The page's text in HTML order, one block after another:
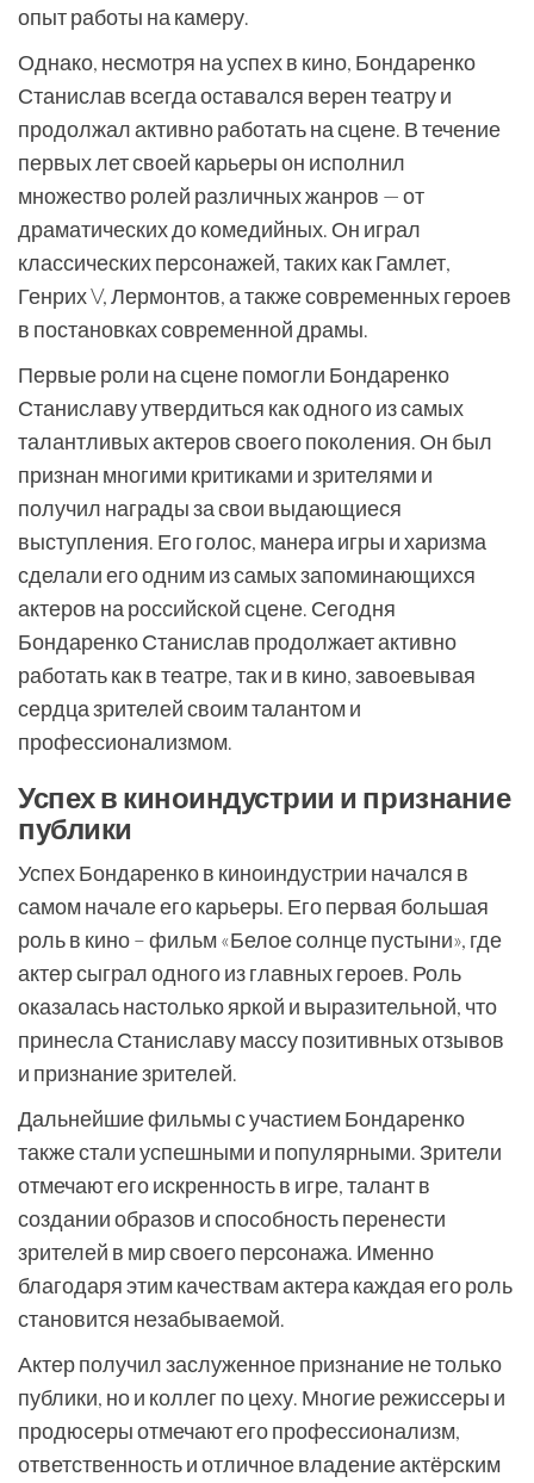
опыт работы на камеру.
Однако, несмотря на успех в кино, Бондаренко
Станислав всегда оставался верен театру и
продолжал активно работать на сцене. В течение
первых лет своей карьеры он исполнил
множество ролей различных жанров — от
драматических до комедийных. Он играл
классических персонажей, таких как Гамлет,
Генрих V, Лермонтов, а также современных героев
в постановках современной драмы.
Первые роли на сцене помогли Бондаренко
Станиславу утвердиться как одного из самых
талантливых актеров своего поколения. Он был
признан многими критиками и зрителями и
получил награды за свои выдающиеся
выступления. Его голос, манера игры и харизма
сделали его одним из самых запоминающихся
актеров на российской сцене. Сегодня
Бондаренко Станислав продолжает активно
работать как в театре, так и в кино, завоевывая
сердца зрителей своим талантом и
профессионализмом.
Успех в киноиндустрии и признание
публики
Успех Бондаренко в киноиндустрии начался в
самом начале его карьеры. Его первая большая
роль в кино – фильм «Белое солнце пустыни», где
актер сыграл одного из главных героев. Роль
оказалась настолько яркой и выразительной, что
принесла Станиславу массу позитивных отзывов
и признание зрителей.
Дальнейшие фильмы с участием Бондаренко
также стали успешными и популярными. Зрители
отмечают его искренность в игре, талант в
создании образов и способность перенести
зрителей в мир своего персонажа. Именно
благодаря этим качествам актера каждая его роль
становится незабываемой.
Актер получил заслуженное признание не только
публики, но и коллег по цеху. Многие режиссеры и
продюсеры отмечают его профессионализм,
ответственность и отличное владение актёрским